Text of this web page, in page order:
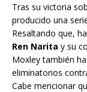
Tras su victoria
producido una
Resaltando que,
Ren Narita y su
Moxley también
eliminatorios
Cabe mencionar